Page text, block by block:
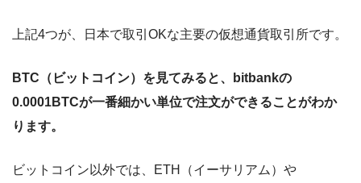
上記4つが、日本で取引OKな主要の仮想通貨取引所です。
BTC（ビットコイン）を見てみると、bitbankの
0.0001BTCが一番細かい単位で注文ができることがわか
ります。
ビットコイン以外では、ETH（イーサリアム）や